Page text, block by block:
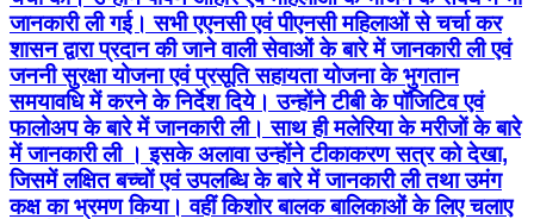
जानकारी ली गई। सभी एएनसी एवं पीएनसी महिलाओं से चर्चा कर
शासन द्वारा प्रदान की जाने वाली सेवाओं के बारे में जानकारी ली एवं
जननी सुरक्षा योजना एवं प्रसूति सहायता योजना के भुगतान
समयावधि में करने के निर्देश दिये। उन्होंने टीबी के पॉजिटिव एवं
फालोअप के बारे में जानकारी ली। साथ ही मलेरिया के मरीजों के बारे
में जानकारी ली । इसके अलावा उन्होंने टीकाकरण सत्र को देखा,
जिसमें लक्षित बच्चों एवं उपलब्धि के बारे में जानकारी ली तथा उमंग
कक्ष का भ्रमण किया। वहीं किशोर बालक बालिकाओं के लिए चलाए